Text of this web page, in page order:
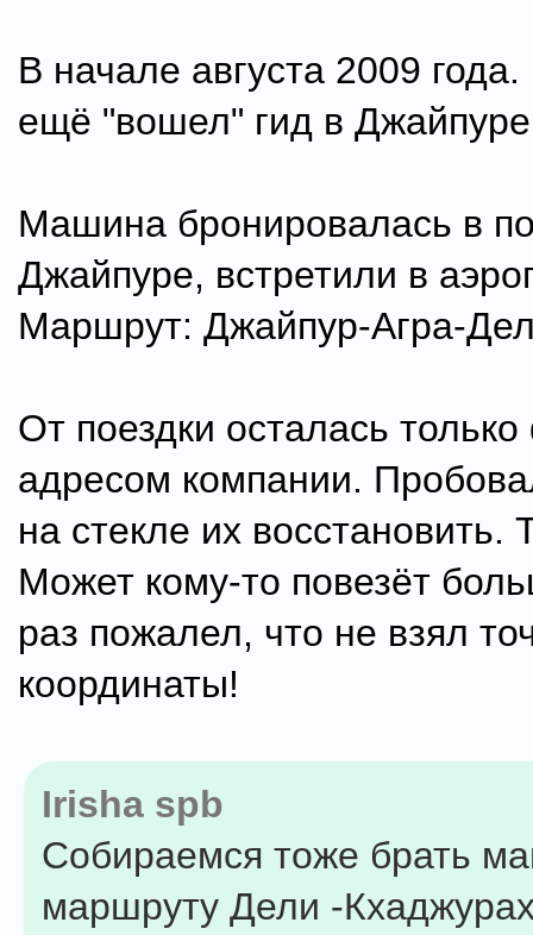
В начале августа 2009
ещё "вошел" гид в
Машина бронировалась в
Джайпуре, встретили в
Маршрут: Джайпур-Агра-
От поездки осталась
адресом компании.
на стекле их восстановить.
Может кому-то повезёт
раз пожалел, что не взял
координаты!
Irisha spb
Собираемся тоже брать
маршруту Дели -